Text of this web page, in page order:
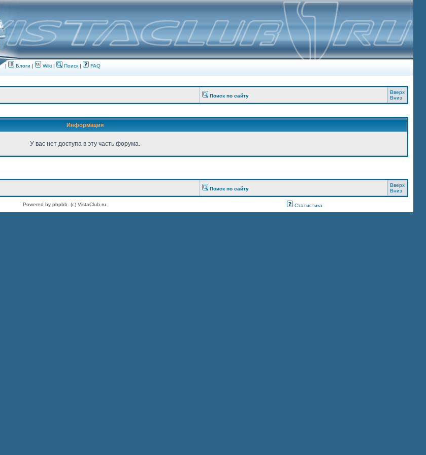
| Блоги | Wiki | Поиск| FAQ
Поиск по сайту
Вверх
Вниз
Информация
У вас нет доступа в эту часть форума.
Поиск по сайту
Вверх
Вниз
Powered by phpbb. (c) VistaClub.ru. Статистика